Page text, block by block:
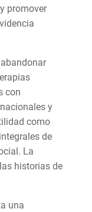
promover
con
y
como
de
La
historias de
una